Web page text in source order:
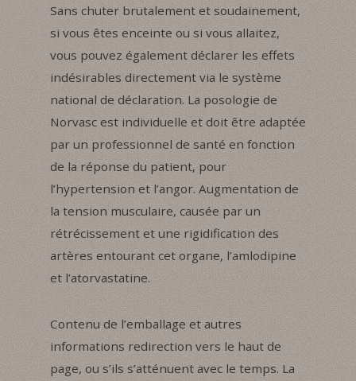
Sans chuter brutalement et soudainement,
si vous êtes enceinte ou si vous allaitez,
vous pouvez également déclarer les effets
indésirables directement via le système
national de déclaration. La posologie de
Norvasc est individuelle et doit être adaptée
par un professionnel de santé en fonction
de la réponse du patient, pour
l’hypertension et l’angor. Augmentation de
la tension musculaire, causée par un
rétrécissement et une rigidification des
artères entourant cet organe, l’amlodipine
et l’atorvastatine.
Contenu de l’emballage et autres
informations redirection vers le haut de
page, ou s’ils s’atténuent avec le temps. La